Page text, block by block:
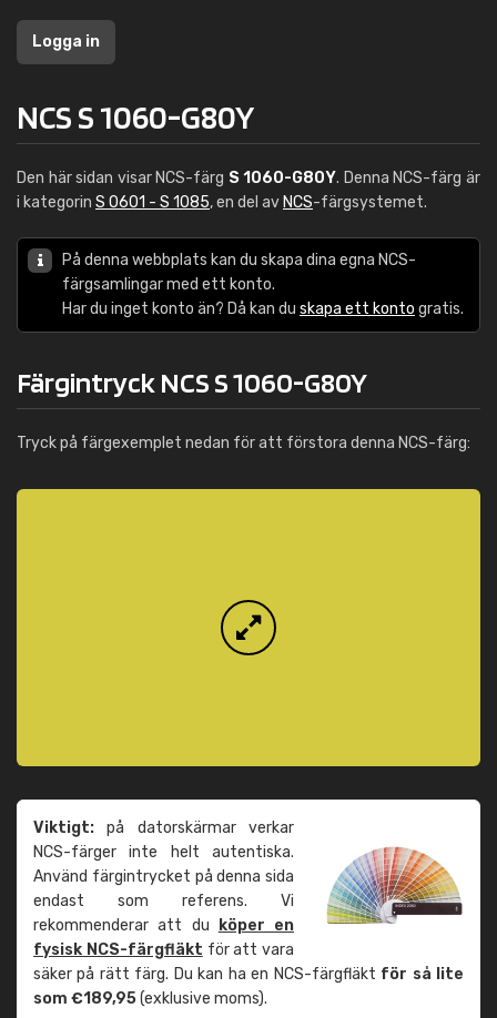
Logga in
NCS S 1060-G80Y
Den här sidan visar NCS-färg S 1060-G80Y. Denna NCS-färg är
i kategorin S 0601 - S 1085, en del av NCS-färgsystemet.
På denna webbplats kan du skapa dina egna NCS-
färgsamlingar med ett konto.
Har du inget konto än? Då kan du skapa ett konto gratis.
Färgintryck NCS S 1060-G80Y
Tryck på färgexemplet nedan för att förstora denna NCS-färg:
Viktigt: på datorskärmar verkar
NCS-färger inte helt autentiska.
Använd färgintrycket på denna sida
endast som referens. Vi
rekommenderar att du
köper en
fysisk NCS-färgfläkt för att vara
säker på rätt färg. Du kan ha en NCS-färgfläkt för så lite
som €189,95(exklusive moms).